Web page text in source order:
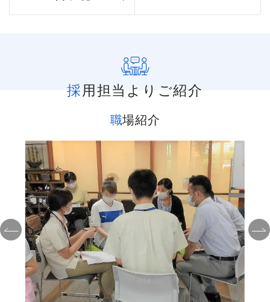
採用担当よりご紹介
職場紹介